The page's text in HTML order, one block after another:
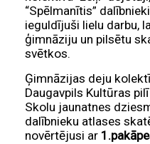
“Spēlmanītis”
ieguldījuši lielu darbu,
ģimnāziju un pilsētu
svētkos.
Ģimnāzijas deju
Daugavpils Kultūras
Skolu jaunatnes
dalībnieku atlases
novērtējusi ar